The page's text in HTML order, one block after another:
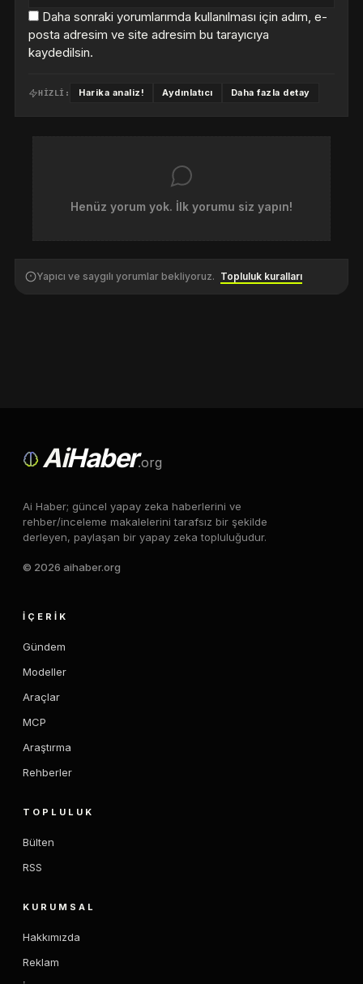
Daha sonraki yorumlarımda kullanılması için adım, e-
posta adresim ve site adresim bu tarayıcıya
kaydedilsin.
HIZLI: Harika analiz! Aydınlatıcı Daha fazla detay
Henüz yorum yok. İlk yorumu siz yapın!
Yapıcı ve saygılı yorumlar bekliyoruz. Topluluk kuralları
AiHaber.org
Ai Haber; güncel yapay zeka haberlerini ve
rehber/inceleme makalelerini tarafsız bir şekilde
derleyen, paylaşan bir yapay zeka topluluğudur.
© 2026 aihaber.org
İÇERIK
Gündem
Modeller
Araçlar
MCP
Araştırma
Rehberler
TOPLULUK
Bülten
RSS
KURUMSAL
Hakkımızda
Reklam